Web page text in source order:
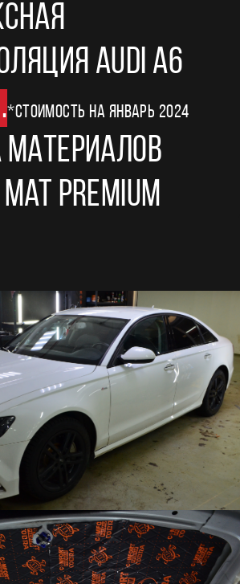
Audi A6
*стоимость на январь 2024
Premium